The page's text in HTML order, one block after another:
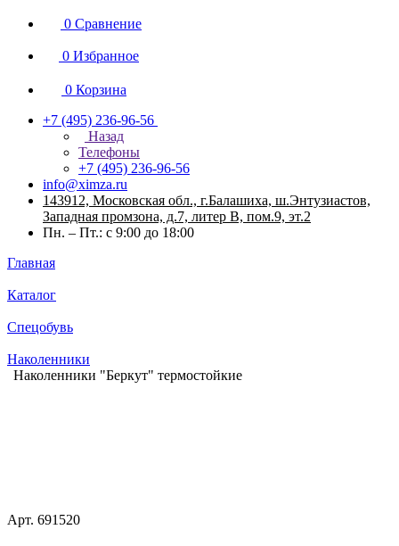
0 Сравнение
0 Избранное
0 Корзина
+7 (495) 236-96-56
Назад
Телефоны
+7 (495) 236-96-56
info@ximza.ru
143912, Московская обл., г.Балашиха, ш.Энтузиастов,
Западная промзона, д.7, литер В, пом.9, эт.2
Пн. – Пт.: с 9:00 до 18:00
Главная
Каталог
Спецобувь
Наколенники
Наколенники "Беркут" термостойкие
Арт. 691520